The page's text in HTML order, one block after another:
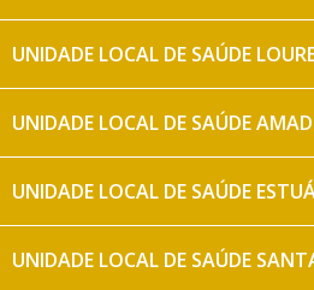
UNIDADE LOCAL DE SAÚDE
UNIDADE LOCAL DE SAÚDE
UNIDADE LOCAL DE SAÚDE
UNIDADE LOCAL DE SAÚDE